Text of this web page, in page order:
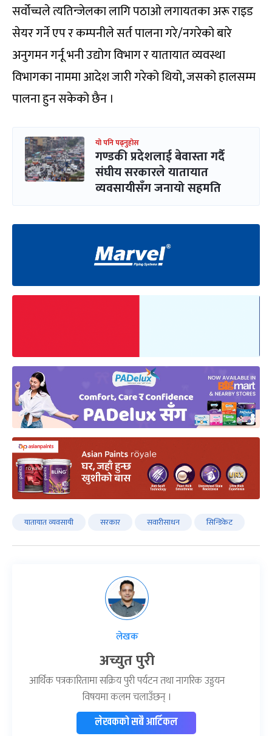
सर्वोच्चले त्यतिन्जेलका लागि पठाओ लगायतका अरू राइड
सेयर गर्ने एप र कम्पनीले सर्त पालना गरे/नगरेको बारे
अनुगमन गर्नू भनी उद्योग विभाग र यातायात व्यवस्था
विभागका नाममा आदेश जारी गरेको थियो, जसको हालसम्म
पालना हुन सकेको छैन ।
यो पनि पढ्नुहोस
गण्डकी प्रदेशलाई बेवास्ता गर्दै
संघीय सरकारले यातायात
व्यवसायीसँग जनायो सहमति
यातायात व्यवसायी सरकार सवारीसाधन सिन्डिकेट
लेखक
अच्युत पुरी
आर्थिक पत्रकारितामा सक्रिय पुरी पर्यटन तथा नागरिक उड्डयन
विषयमा कलम चलाउँछन् ।
लेखकको सबै आर्टिकल